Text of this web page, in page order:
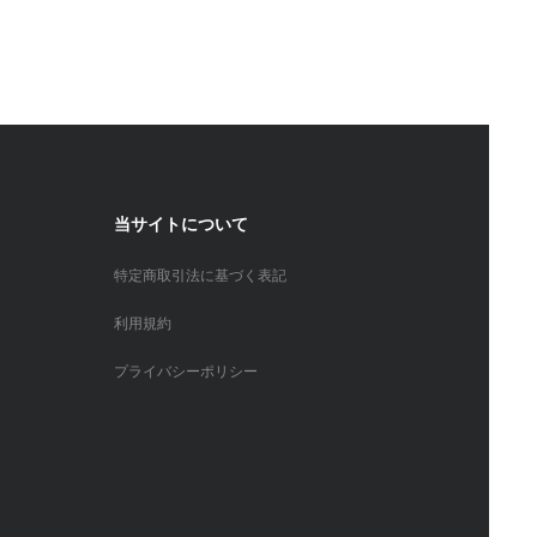
当サイトについて
特定商取引法に基づく表記
利用規約
プライバシーポリシー